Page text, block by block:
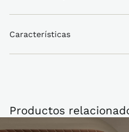
Características
Productos